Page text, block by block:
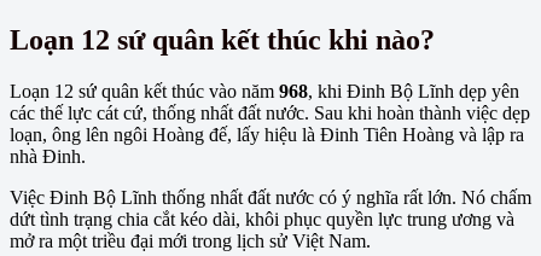
Loạn 12 sứ quân kết thúc khi nào?
Loạn 12 sứ quân kết thúc vào năm 968, khi Đinh Bộ Lĩnh dẹp yên
các thế lực cát cứ, thống nhất đất nước. Sau khi hoàn thành việc dẹp
loạn, ông lên ngôi Hoàng đế, lấy hiệu là Đinh Tiên Hoàng và lập ra
nhà Đinh.
Việc Đinh Bộ Lĩnh thống nhất đất nước có ý nghĩa rất lớn. Nó chấm
dứt tình trạng chia cắt kéo dài, khôi phục quyền lực trung ương và
mở ra một triều đại mới trong lịch sử Việt Nam.